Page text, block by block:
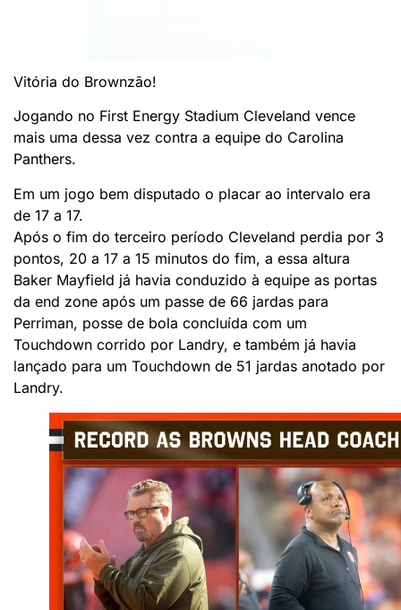
Vitória do Brownzão!
Jogando no First Energy Stadium Cleveland vence
mais uma dessa vez contra a equipe do Carolina
Panthers.
Em um jogo bem disputado o placar ao intervalo era
de 17 a 17.
Após o fim do terceiro período Cleveland perdia por 3
pontos, 20 a 17 a 15 minutos do fim, a essa altura
Baker Mayfield já havia conduzido à equipe as portas
da end zone após um passe de 66 jardas para
Perriman, posse de bola concluída com um
Touchdown corrido por Landry, e também já havia
lançado para um Touchdown de 51 jardas anotado por
Landry.